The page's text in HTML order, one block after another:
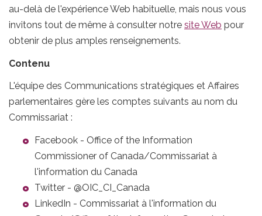
au-delà de l'expérience Web habituelle, mais nous vous
invitons tout de même à consulter notre site Web pour
obtenir de plus amples renseignements.
Contenu
L'équipe des Communications stratégiques et Affaires
parlementaires gère les comptes suivants au nom du
Commissariat :
Facebook - Office of the Information
Commissioner of Canada/Commissariat à
l'information du Canada
Twitter - @OIC_CI_Canada
LinkedIn - Commissariat à l'information du